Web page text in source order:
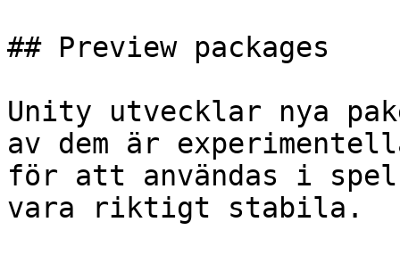
## Preview packages
Unity utvecklar nya
av dem är
för att användas i spel
vara riktigt stabila.